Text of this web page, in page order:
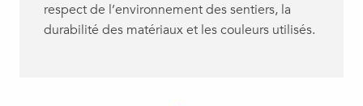
respect de l’environnement des sentiers, la
durabilité des matériaux et les couleurs utilisés.